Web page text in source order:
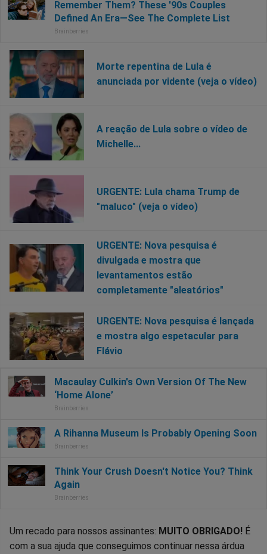
Morte repentina de Lula é
anunciada por vidente (veja o vídeo)
A reação de Lula sobre o vídeo de
Michelle...
URGENTE: Lula chama Trump de
"maluco" (veja o vídeo)
URGENTE: Nova pesquisa é
divulgada e mostra que
levantamentos estão
completamente "aleatórios"
URGENTE: Nova pesquisa é lançada
e mostra algo espetacular para
Flávio
Um recado para nossos assinantes: MUITO OBRIGADO! É
com a sua ajuda que conseguimos continuar nessa árdua